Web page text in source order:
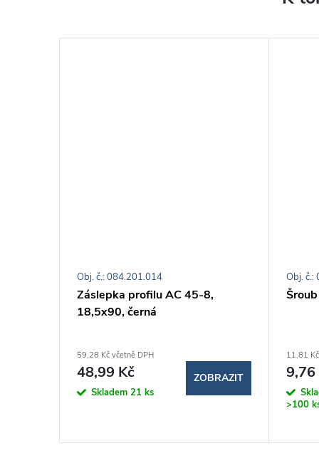
Záslepka profilu AC 45-8,
18,5x90, černá
59,28 Kč včetně DPH
48,99 Kč
Skladem 21 ks
ZOBRAZIT
Obj. č.: 084.201.014
11,81
9,76
>100
Obj. č.: